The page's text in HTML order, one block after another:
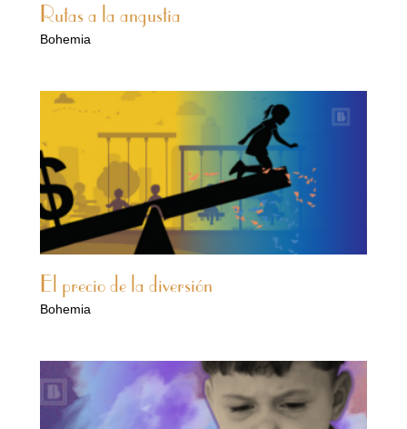
Rutas a la angustia
Bohemia
El precio de la diversión
Bohemia